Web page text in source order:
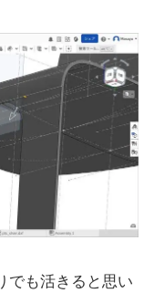
でも活きると思い